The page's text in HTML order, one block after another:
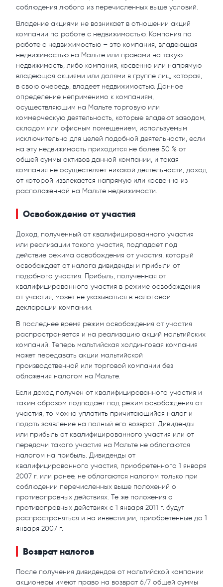
соблюдения любого из перечисленных выше условий.
Владение акциями не возникает в отношении акций
компании по работе с недвижимостью. Компания по
работе с недвижимостью – это компания, владеющая
недвижимостью на Мальте или правами на такую
недвижимость, либо компания, косвенно или напрямую
владеющая акциями или долями в группе лиц, которая,
в свою очередь, владеет недвижимостью. Данное
определение неприменимо к компаниям,
осуществляющим на Мальте торговую или
коммерческую деятельность, которые владеют заводом,
складом или офисным помещением, используемым
исключительно для целей подобной деятельности, если
на эту недвижимость приходится не более 50 % от
общей суммы активов данной компании, и такая
компания не осуществляет никакой деятельности, доход
от которой извлекается напрямую или косвенно из
расположенной на Мальте недвижимости.
Освобождение от участия
Доход, полученный от квалифицированного участия
или реализации такого участия, подпадает под
действие режима освобождения от участия, который
освобождает от налога дивиденды и прибыли от
подобного участия. Прибыль, полученная от
квалифицированного участия в режиме освобождения
от участия, может не указываться в налоговой
декларации компании.
В последнее время режим освобождения от участия
распространяется и на реализацию акций мальтийских
компаний. Теперь мальтийская холдинговая компания
может передавать акции мальтийской
производственной или торговой компании без
обложения налогом на Мальте.
Если доход получен от квалифицированного участия и
таким образом подпадает под режим освобождения от
участия, то можно уплатить причитающийся налог и
подать заявление на полный его возврат. Дивиденды
или прибыль от квалифицированного участия или от
передачи такого участия на Мальте не облагаются
налогом на прибыль. Дивиденды от
квалифицированного участия, приобретенного 1 января
2007 г. или ранее, не облагаются налогом только при
соблюдении перечисленных выше положений о
противоправных действиях. Те же положения о
противоправных действиях с 1 января 2011 г. будут
распространяться и на инвестиции, приобретенные до 1
января 2007 г.
Возврат налогов
После получения дивидендов от мальтийской компании
акционеры имеют право на возврат 6/7 общей суммы